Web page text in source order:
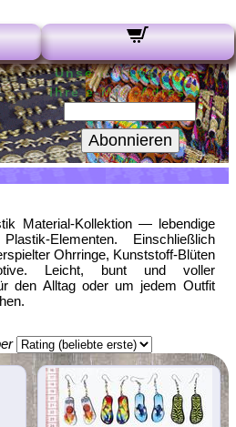
Unsere Newsletter:
Ihre e-Mail-Adresse:
Abonnieren
Material-Kollektion — lebendige
Elementen. Einschließlich
Ohrringe, Kunststoff-Blüten
Leicht, bunt und voller
den Alltag oder um jedem Outfit